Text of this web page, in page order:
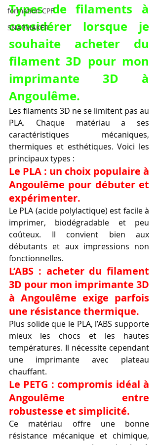
formation CPF
SNAPMAKER
Types de filaments à
considérer lorsque je
souhaite acheter du
filament 3D pour mon
imprimante 3D à
Angoulême.
Les filaments 3D ne se limitent pas au
PLA. Chaque matériau a ses
caractéristiques mécaniques,
thermiques et esthétiques. Voici les
principaux types :
Le PLA : un choix populaire à
Angoulême pour débuter et
expérimenter.
Le PLA (acide polylactique) est facile à
imprimer, biodégradable et peu
coûteux. Il convient bien aux
débutants et aux impressions non
fonctionnelles.
L’ABS : acheter du filament
3D pour mon imprimante 3D
à Angoulême exige parfois
une résistance thermique.
Plus solide que le PLA, l’ABS supporte
mieux les chocs et les hautes
températures. Il nécessite cependant
une imprimante avec plateau
chauffant.
Le PETG : compromis idéal à
Angoulême entre
robustesse et simplicité.
Ce matériau offre une bonne
résistance mécanique et chimique,